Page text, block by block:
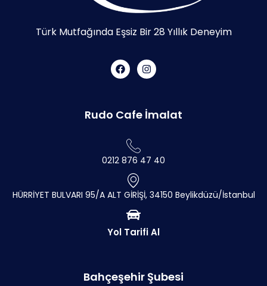
Türk Mutfağında Eşsiz Bir 28 Yıllık Deneyim
Rudo Cafe İmalat
0212 876 47 40
HÜRRİYET BULVARI 95/A ALT GİRİŞİ, 34150 Beylikdüzü/İstanbul
Yol Tarifi Al
Bahçeşehir Şubesi